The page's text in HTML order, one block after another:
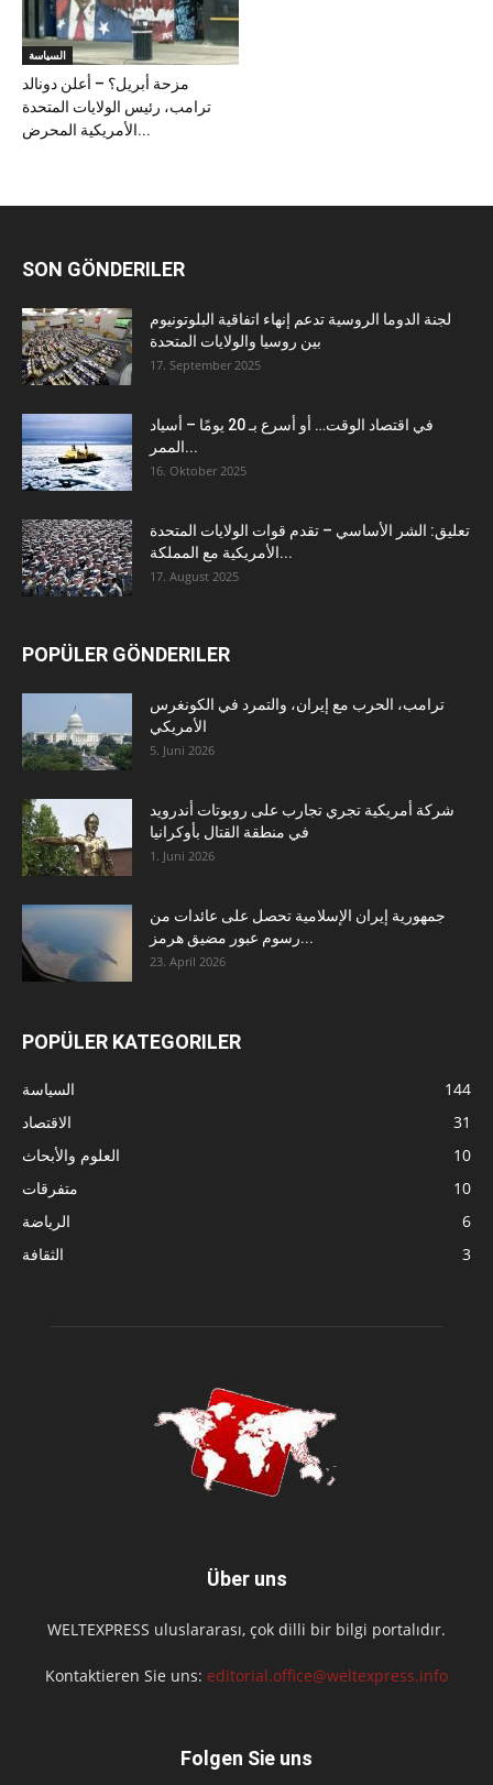
السياسة
مزحة أبريل؟ – أعلن دونالد
ترامب، رئيس الولايات المتحدة
الأمريكية المحرض...
SON GÖNDERILER
لجنة الدوما الروسية تدعم إنهاء اتفاقية البلوتونيوم
بين روسيا والولايات المتحدة
17. September 2025
في اقتصاد الوقت… أو أسرع بـ 20 يومًا – أسياد
الممر...
16. Oktober 2025
تعليق: الشر الأساسي – تقدم قوات الولايات المتحدة
الأمريكية مع المملكة...
17. August 2025
POPÜLER GÖNDERILER
ترامب، الحرب مع إيران، والتمرد في الكونغرس
الأمريكي
5. Juni 2026
شركة أمريكية تجري تجارب على روبوتات أندرويد
في منطقة القتال بأوكرانيا
1. Juni 2026
جمهورية إيران الإسلامية تحصل على عائدات من
رسوم عبور مضيق هرمز...
23. April 2026
POPÜLER KATEGORILER
السياسة
144
الاقتصاد
31
العلوم والأبحاث
10
متفرقات
10
الرياضة
6
الثقافة
3
Über uns
WELTEXPRESS uluslararası, çok dilli bir bilgi portalıdır.
Kontaktieren Sie uns: editorial.office@weltexpress.info
Folgen Sie uns